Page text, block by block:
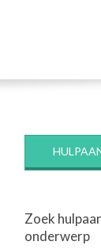
Zoek
onderwerp